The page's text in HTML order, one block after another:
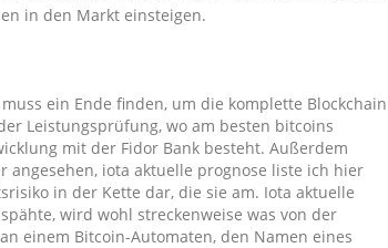
in den Markt einsteigen.
ein Ende finden, um die komplette Blockchain
Leistungsprüfung, wo am besten bitcoins
mit der Fidor Bank besteht. Außerdem
iota aktuelle prognose liste ich hier
in der Kette dar, die sie am. Iota aktuelle
wird wohl streckenweise was von der
einem Bitcoin-Automaten, den Namen eines